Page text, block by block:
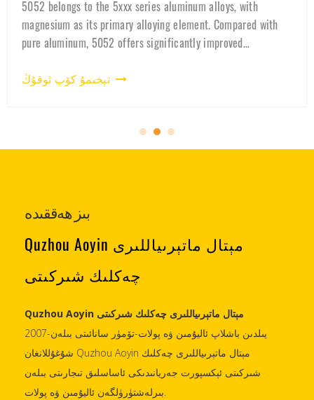
Learn how 3003 battery shell aluminum coil is
quality-controlled, and used in EV battery housings.
why 3003 aluminum is the preferred material for lithium
تېخىمۇ كۆپ ئوقۇڭ
بىز ھەققىدە
Quzhou Aoyin مېتال ماتېرىياللىرى
چەكلىك شىركىتى
Quzhou Aoyin مېتال ماتېرىياللىرى چەكلىك شىركىتى
2007-يىلدىن باشلاپ ئاليۇمىن ۋە پولات-تۆمۈر سانائىتى بىلەن
شۇغۇللانغان Quzhou Aoyin مېتال ماتېرىياللىرى چەكلىك
شىركىتى ئېكسپورت جەريانىدىكى ئاساسلىق تىجارىتى بىلەن
بىرلەشتۈرۈلگەن ئاليۇمىن ۋە پولات.